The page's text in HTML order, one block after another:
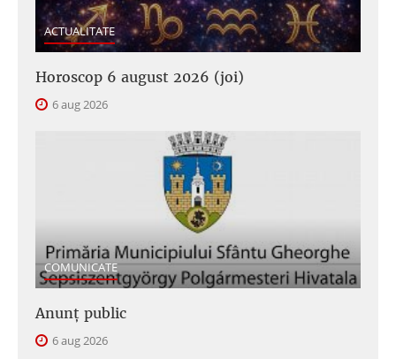
ACTUALITATE
Horoscop 6 august 2026 (joi)
6 aug 2026
COMUNICATE
Anunţ public
6 aug 2026